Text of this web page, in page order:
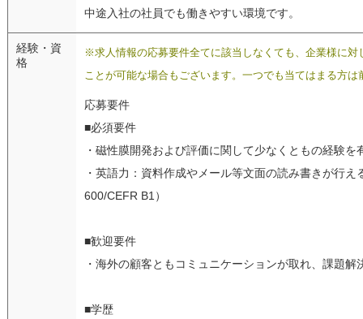
中途入社の社員でも働きやすい環境です。
経験・資
格
※求人情報の応募要件全てに該当しなくても、企業様に対
ことが可能な場合もございます。一つでも当てはまる方
応募要件
■必須要件
・磁性膜開発および評価に関して少なくともの経験を
・英語力：資料作成やメール等文面の読み書きが行
600/CEFR B1）
■歓迎要件
・海外の顧客ともコミュニケーションが取れ、課題解
■学歴